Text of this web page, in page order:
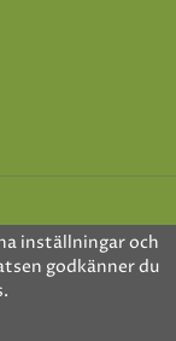
inställningar och
godkänner du